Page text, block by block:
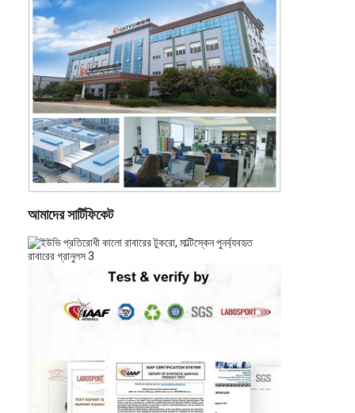
আমাদের সম্পর্কে
কারখানা ভ্রমণ
মান নিয়ন্ত্রণ
যোগাযোগ করুন
খবর
এখন চ্যাট
স্পোর্টস রাবারের মেঝে
EPDM রাবার গ্রানুলস
বাণিজ্যিক কাঁচা মেঝে
আমাদের সার্টিফিকেট